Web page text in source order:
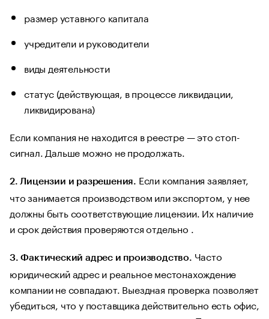
размер уставного капитала
учредители и руководители
виды деятельности
статус (действующая, в процессе ликвидации,
ликвидирована)
Если компания не находится в реестре — это стоп-
сигнал. Дальше можно не продолжать.
2. Лицензии и разрешения. Если компания заявляет,
что занимается производством или экспортом, у нее
должны быть соответствующие лицензии. Их наличие
и срок действия проверяются отдельно .
3. Фактический адрес и производство. Часто
юридический адрес и реальное местонахождение
компании не совпадают. Выездная проверка позволяет
убедиться, что у поставщика действительно есть офис,